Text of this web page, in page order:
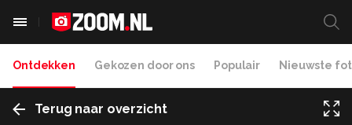
Ontdekken Gekozen door ons Populair Nieuwste
Terug naar overzicht